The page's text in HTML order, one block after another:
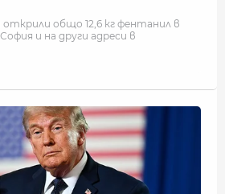
общо 12,6 кг фентанил в
и на други адреси в